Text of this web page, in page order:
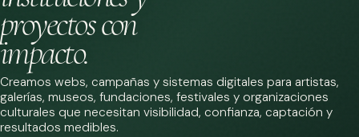
proyectos con
impacto.
Creamos webs, campañas y sistemas digitales para artistas,
galerías, museos, fundaciones, festivales y organizaciones
culturales que necesitan visibilidad, confianza, captación y
resultados medibles.